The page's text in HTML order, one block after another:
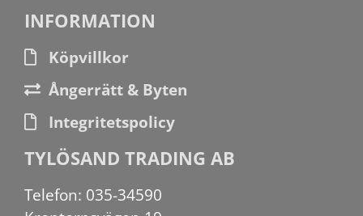
INFORMATION
Köpvillkor
Ångerrätt & Byten
Integritetspolicy
TYLÖSAND TRADING AB
Telefon: 035-34590